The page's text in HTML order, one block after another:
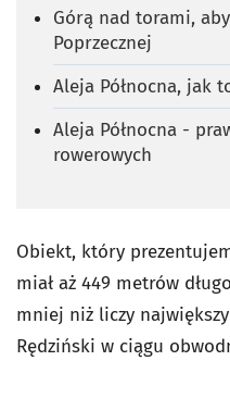
Górą nad torami,
Poprzecznej
Aleja Północna, jak
Aleja Północna -
rowerowych
Obiekt, który
miał aż 449 metrów
mniej niż liczy
Rędziński w ciągu